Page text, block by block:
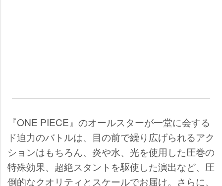
『ONE PIECE』のオールスターが一堂に会する
ド迫力のバトルは、目の前で繰り広げられるアク
ションはもちろん、炎や水、光を使用した圧巻の
特殊効果、超絶スタントを駆使した演出など、圧
倒的なクオリティとスケールでお届け。さらに、